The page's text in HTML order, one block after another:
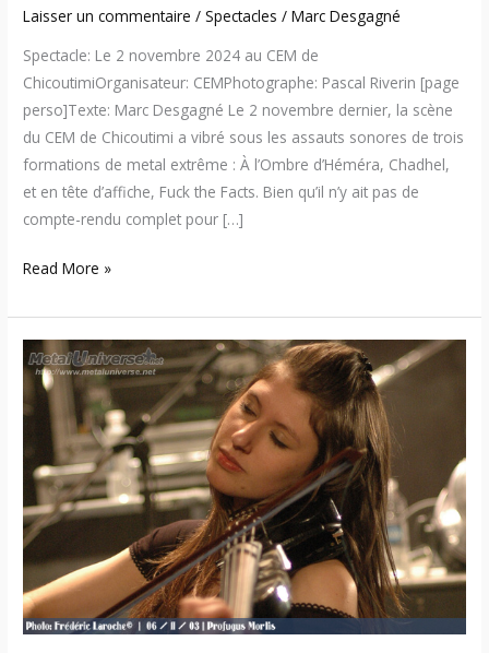
Laisser un commentaire /Spectacles /Marc Desgagné
Spectacle: Le 2 novembre 2024 au CEM de
ChicoutimiOrganisateur: CEMPhotographe: Pascal Riverin [page
perso]Texte: Marc Desgagné Le 2 novembre dernier, la scène
du CEM de Chicoutimi a vibré sous les assauts sonores de trois
formations de metal extrême : À l’Ombre d’Héméra, Chadhel,
et en tête d’affiche, Fuck the Facts. Bien qu’il n’y ait pas de
compte-rendu complet pour […]
Read More »
06:11:03
Trois-
Rivières
MetalFest
2006
–
Jour
1
–